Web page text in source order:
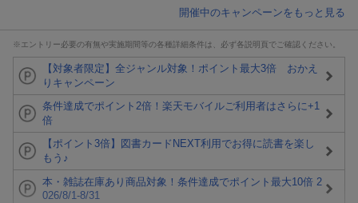
開催中のキャンペーンをもっと見る
※エントリー必要の有無や実施期間等の各種詳細条件は、必ず各説明頁でご確認ください。
【対象者限定】全ジャンル対象！ポイント最大3倍 おかえ
りキャンペーン
条件達成でポイント2倍！楽天モバイルご利用者はさらに+1
倍
【ポイント3倍】図書カードNEXT利用でお得に読書を楽し
もう♪
本・雑誌在庫あり商品対象！条件達成でポイント最大10倍 2
026/8/1-8/31